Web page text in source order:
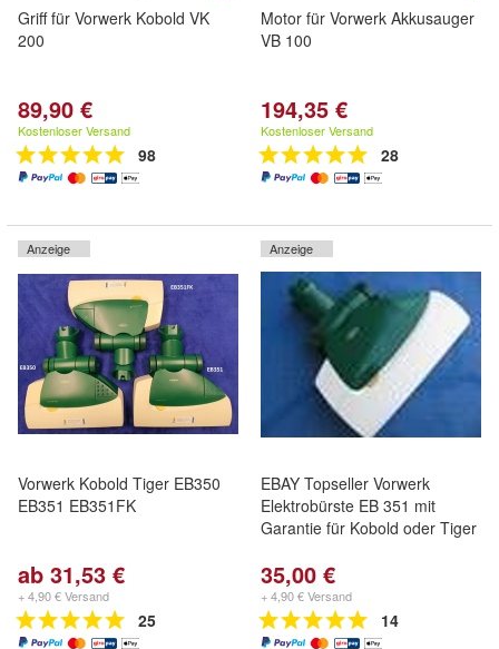
Griff für Vorwerk Kobold VK
200
89,90 €
Kostenloser Versand
98
Motor für Vorwerk Akkusauger
VB 100
194,35 €
Kostenloser Versand
28
Anzeige
Vorwerk Kobold Tiger EB350
EB351 EB351FK
ab 31,53 €
+ 4,90 € Versand
25
Anzeige
EBAY Topseller Vorwerk
Elektrobürste EB 351 mit
Garantie für Kobold oder Tiger
35,00 €
+ 4,90 € Versand
14